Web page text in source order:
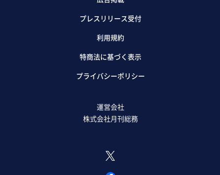
プレスリリース受付
利用規約
特商法に基づく表示
プライバシーポリシー
運営会社
株式会社月刊総務